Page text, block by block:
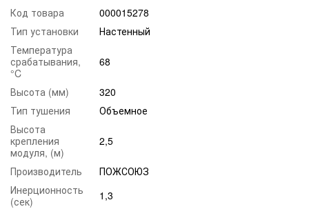
Код товара
000015278
Тип установки
Настенный
Температура
срабатывания,
°C
68
Высота (мм)
320
Тип тушения
Объемное
Высота
крепления
модуля, (м)
2,5
Производитель
ПОЖСОЮЗ
Инерционность
(сек)
1,3